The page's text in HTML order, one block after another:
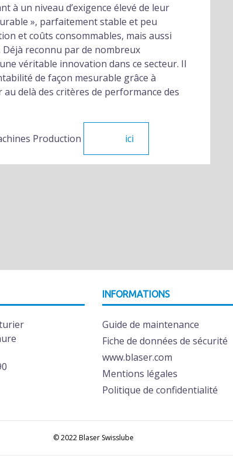
à un niveau d’exigence élevé de leur
», parfaitement stable et peu
et coûts consommables, mais aussi
reconnu par de nombreux
véritable innovation dans ce secteur. Il
de façon mesurable grâce à
au delà des critères de performance des
Production ici
INFORMATIONS
Guide de maintenance
Fiche de données de sécurité
www.blaser.com
Mentions légales
Politique de confidentialité
© 2022 Blaser Swisslube